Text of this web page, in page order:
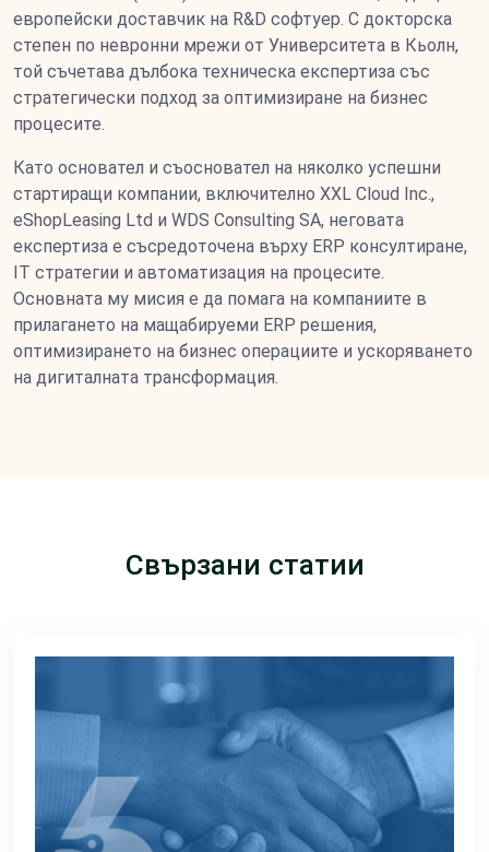
европейски доставчик на R&D софтуер. С докторска
степен по невронни мрежи от Университета в Кьолн,
той съчетава дълбока техническа експертиза със
стратегически подход за оптимизиране на бизнес
процесите.
Като основател и съосновател на няколко успешни
стартиращи компании, включително XXL Cloud Inc.,
eShopLeasing Ltd и WDS Consulting SA, неговата
експертиза е съсредоточена върху ERP консултиране,
IT стратегии и автоматизация на процесите.
Основната му мисия е да помага на компаниите в
прилагането на мащабируеми ERP решения,
оптимизирането на бизнес операциите и ускоряването
на дигиталната трансформация.
Свързани статии